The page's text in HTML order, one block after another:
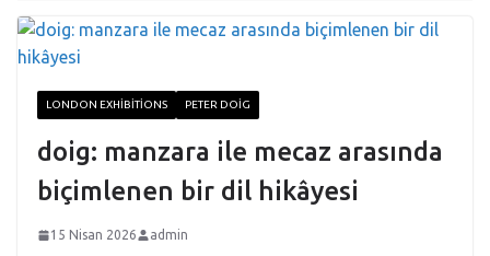
LONDON EXHIBITIONS PETER DOIG
doig: manzara ile mecaz arasında
biçimlenen bir dil hikâyesi
15 Nisan 2026 admin